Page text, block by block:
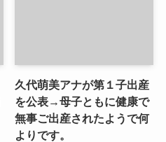
久代萌美アナが第１子出産
を公表→母子ともに健康で
無事ご出産されたようで何
よりです。